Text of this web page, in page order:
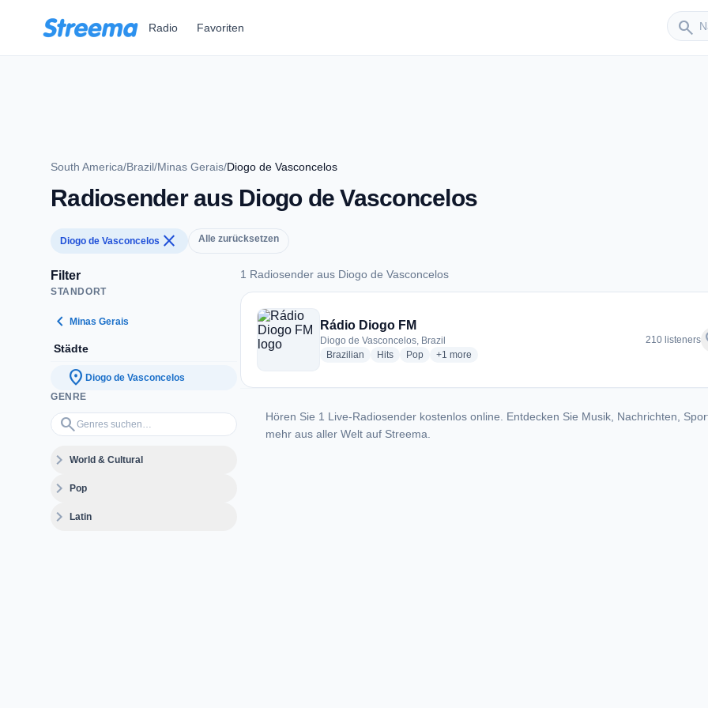
Radio Favoriten search
Sender
South America/Brazil/Minas Gerais/Diogo de Vasconcelos
Radiosender aus Diogo de Vasconcelos
Diogo de Vasconcelos close Alle zurücksetzen
Filter
STANDORT
chevron_left Minas Gerais
Städte
location_on Diogo de Vasconcelos
GENRE
search
Genres suchen…
expand_moreWorld & Cultural
expand_morePop
expand_moreLatin
1 Radiosender aus Diogo de Vasconcelos
1 Radiosender aus Diogo de Vasconcelos
Rádio Diogo FM
Diogo de Vasconcelos, Brazil
Brazilian radio stations
Hitsradio stations
Popradio stations
+1 more genres for Rádio Diogo FM
more
210 listeners
Hören Sie 1 Live-Radiosender kostenlos online. Entdecken Sie Musik, Nachrichten,
mehr aus aller Welt auf Streema.